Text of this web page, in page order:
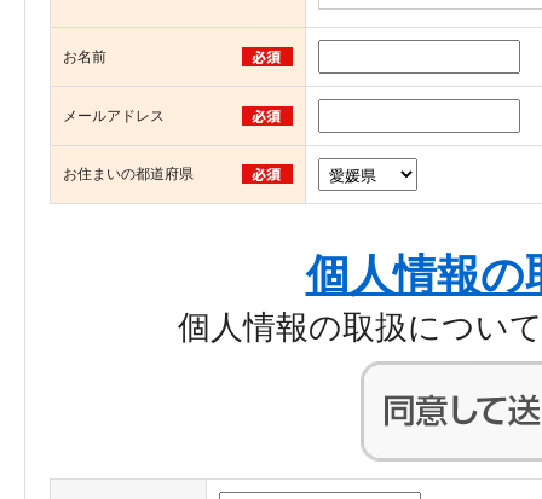
お名前
メールアドレス
お住まいの都道府県
個人情報の
個人情報の取扱につい